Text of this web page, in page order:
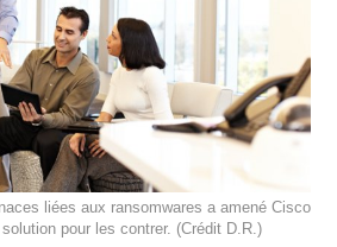
liées aux ransomwares a amené Cisco
pour les contrer. (Crédit D.R.)